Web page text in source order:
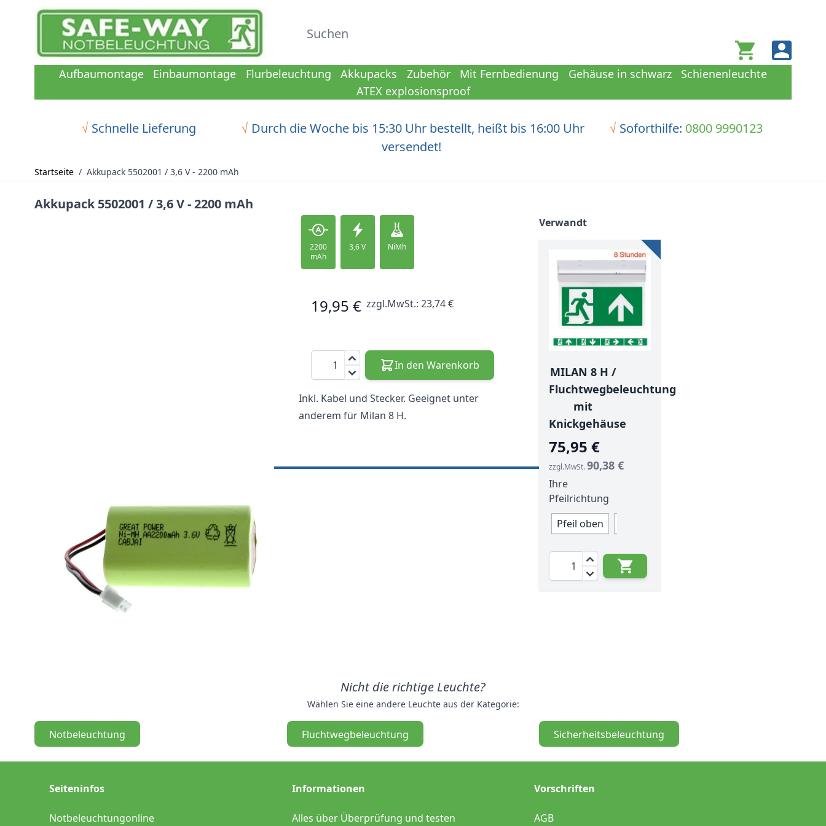
Zum Inhalt springen
Suchen
Warenkorb
√ Schnelle Lieferung √ Durch die Woche bis 15:30 Uhr bestellt, heißt bis 16:00 Uhr
versendet!
√ Soforthilfe: 0800 9990123
Aufbaumontage Einbaumontage Flurbeleuchtung Akkupacks Zubehör Mit Fernbedienung Gehäuse in schwarz
Schienenleuchte
ATEX explosionsproof
Startseite / Akkupack 5502001 / 3,6 V - 2200 mAh
Akkupack 5502001 / 3,6 V - 2200 mAh
2200
mAh
3,6 V NiMh
19,95 € zzgl.MwSt.: 23,74 €
Menge
In den Warenkorb
Inkl. Kabel und Stecker. Geeignet unter
anderem für Milan 8 H.
2200 mAh
Maße:
Volt accupack: 3,6 V
Verwandt
MILAN 8 H /
Fluchtwegbeleuchtung
mit
Knickgehäuse
75,95 €
zzgl.MwSt.90,38 €
Ihre
Pfeilrichtung
Ihre Pfeilrichtung
Pfeil oben
Menge
Nicht die richtige Leuchte?
Wählen Sie eine andere Leuchte aus der Kategorie:
Notbeleuchtung Fluchtwegbeleuchtung Sicherheitsbeleuchtung
Seiteninfos
Notbeleuchtungonline
Informationen
Alles über Überprüfung und testen
Vorschriften
AGB